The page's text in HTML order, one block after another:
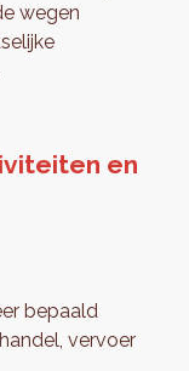
wegen
en
bepaald
vervoer